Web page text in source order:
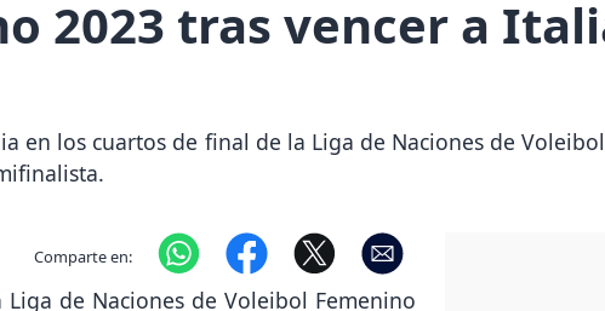
2023 tras vencer a
en los cuartos de final de la Liga de Naciones de
Comparte en: